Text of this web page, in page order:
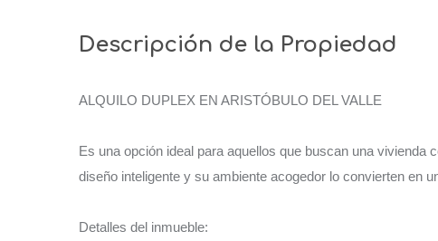
Descripción de la Propiedad
ALQUILO DUPLEX EN ARISTÓBULO DEL VALLE
Es una opción ideal para aquellos que buscan una vivienda
diseño inteligente y su ambiente acogedor lo convierten en
Detalles del inmueble: